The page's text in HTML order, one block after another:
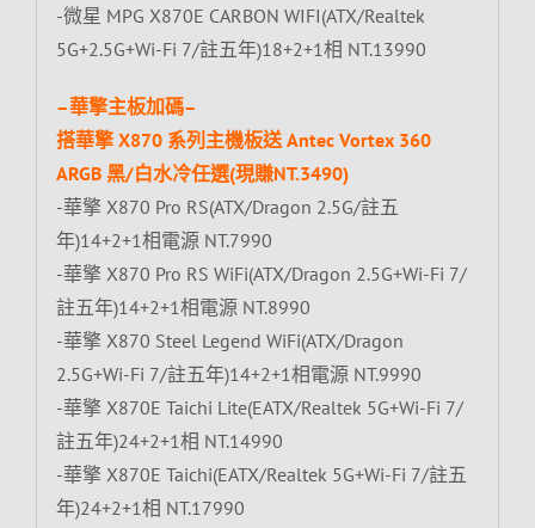
-微星 MPG X870E CARBON WIFI(ATX/Realtek
5G+2.5G+Wi-Fi 7/註五年)18+2+1相 NT.13990
–華擎主板加碼–
搭華擎 X870 系列主機板送 Antec Vortex 360
ARGB 黑/白水冷任選(現賺NT.3490)
-華擎 X870 Pro RS(ATX/Dragon 2.5G/註五
年)14+2+1相電源 NT.7990
-華擎 X870 Pro RS WiFi(ATX/Dragon 2.5G+Wi-Fi 7/
註五年)14+2+1相電源 NT.8990
-華擎 X870 Steel Legend WiFi(ATX/Dragon
2.5G+Wi-Fi 7/註五年)14+2+1相電源 NT.9990
-華擎 X870E Taichi Lite(EATX/Realtek 5G+Wi-Fi 7/
註五年)24+2+1相 NT.14990
-華擎 X870E Taichi(EATX/Realtek 5G+Wi-Fi 7/註五
年)24+2+1相 NT.17990